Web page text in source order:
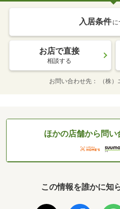
入居条件 に
お店で直接
相談する
お問い合わせ先 （株
ほかの店舗から問い
この情報を誰かに知